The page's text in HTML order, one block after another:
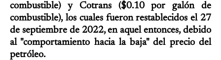
combustible) y Cotrans ($0.10 por galón de
combustible), los cuales fueron restablecidos el 27
de septiembre de 2022, en aquel entonces, debido
al "comportamiento hacia la baja" del precio del
petróleo.